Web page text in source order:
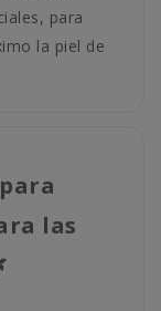
para
la piel de
las